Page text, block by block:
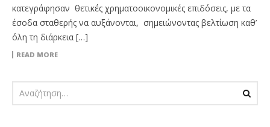
κατεγράφησαν θετικές χρηματοοικονομικές επιδόσεις, με τα
έσοδα σταθερής να αυξάνονται, σημειώνοντας βελτίωση καθ’
όλη τη διάρκεια […]
READ MORE